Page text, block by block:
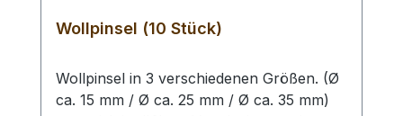
Wollpinsel (10 Stück)
Wollpinsel in 3 verschiedenen Größen. (Ø
ca. 15 mm / Ø ca. 25 mm / Ø ca. 35 mm)